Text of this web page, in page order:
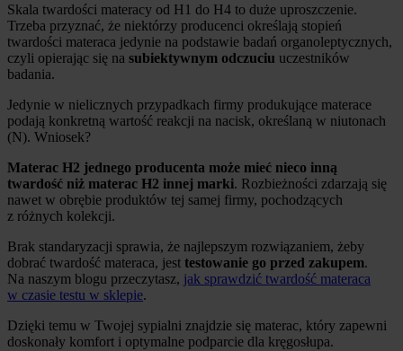
Skala twardości materacy od H1 do H4 to duże uproszczenie.
Trzeba przyznać, że niektórzy producenci określają stopień
twardości materaca jedynie na podstawie badań organoleptycznych,
czyli opierając się na subiektywnym odczuciu uczestników
badania.
Jedynie w nielicznych przypadkach firmy produkujące materace
podają konkretną wartość reakcji na nacisk, określaną w niutonach
(N). Wniosek?
Materac H2 jednego producenta może mieć nieco inną
twardość niż materac H2 innej marki. Rozbieżności zdarzają się
nawet w obrębie produktów tej samej firmy, pochodzących
z różnych kolekcji.
Brak standaryzacji sprawia, że najlepszym rozwiązaniem, żeby
dobrać twardość materaca, jest testowanie go przed zakupem.
Na naszym blogu przeczytasz, jak sprawdzić twardość materaca
w czasie testu w sklepie.
Dzięki temu w Twojej sypialni znajdzie się materac, który zapewni
doskonały komfort i optymalne podparcie dla kręgosłupa.